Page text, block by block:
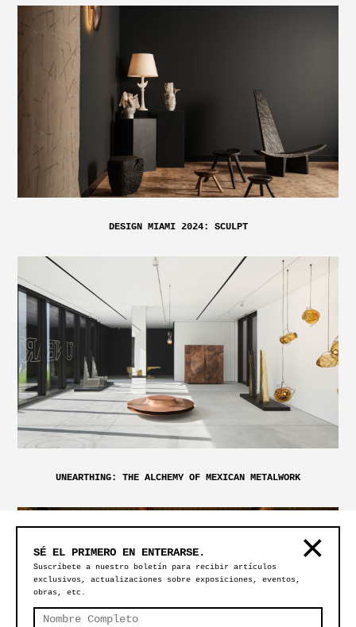
DESIGN MIAMI 2024: SCULPT
UNEARTHING: THE ALCHEMY OF MEXICAN METALWORK
SÉ EL PRIMERO EN ENTERARSE.
Suscríbete a nuestro boletín para recibir artículos
exclusivos, actualizaciones sobre exposiciones, eventos,
obras, etc.